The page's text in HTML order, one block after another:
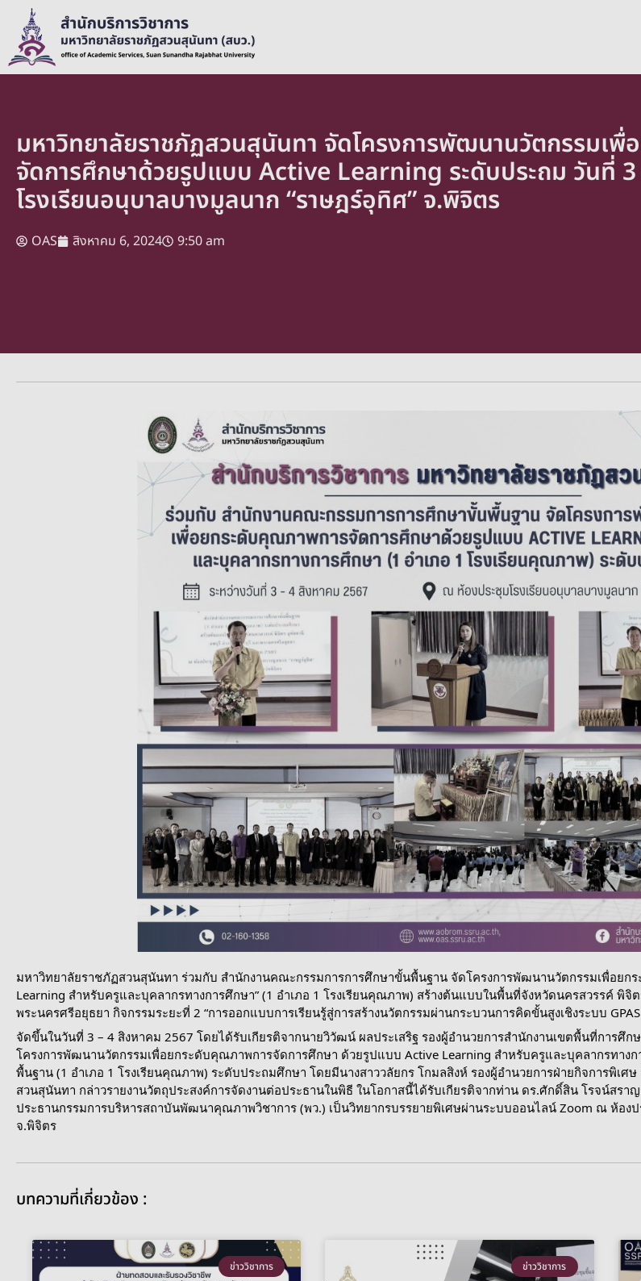
มหาวิทยาลัยราชภัฏสวนสุนันทา จัดโครงการพัฒนานวัตกรรมเ
จัดการศึกษาด้วยรูปแบบ Active Learning ระดับประถม วันที่
โรงเรียนอนุบาลบางมูลนาก “ราษฎร์อุทิศ” จ.พิจิตร
OAS สิงหาคม 6, 2024 9:50 am
มหาวิทยาลัยราชภัฏสวนสุนันทา ร่วมกับ สำนักงานคณะกรรมการการศึกษาขั้นพื้นฐาน จัดโครงการพัฒนานวัตกรรมเพื่อย
Learning สำหรับครูและบุคลากรทางการศึกษา” (1 อําเภอ 1 โรงเรียนคุณภาพ) สร้างต้นแบบในพื้นที่จังหวัดนครสวรรค์ พิจิ
พระนครศรีอยุธยา กิจกรรมระยะที่ 2 “การออกแบบการเรียนรู้สู่การสร้างนวัตกรรมผ่านกระบวนการคิดขั้นสูงเชิงระบบ GPAS
จัดขึ้นในวันที่ 3 – 4 สิงหาคม 2567 โดยได้รับเกียรติจากนายวิวัฒน์ ผลประเสริฐ รองผู้อำนวยการสำนักงานเขตพื้นที่การศึ
โครงการพัฒนานวัตกรรมเพื่อยกระดับคุณภาพการจัดการศึกษา ด้วยรูปแบบ Active Learning สำหรับครูและบุคลากรทาง
พื้นฐาน (1 อำเภอ 1 โรงเรียนคุณภาพ) ระดับประถมศึกษา โดยมีนางสาววลัยกร โกมลสิงห์ รองผู้อำนวยการฝ่ายกิจการพิเศ
สวนสุนันทา กล่าวรายงานวัตถุประสงค์การจัดงานต่อประธานในพิธี ในโอกาสนี้ได้รับเกียรติจากท่าน ดร.ศักดิ์สิน โรจน์สร
ประธานกรรมการบริหารสถาบันพัฒนาคุณภาพวิชาการ (พว.) เป็นวิทยากรบรรยายพิเศษผ่านระบบออนไลน์ Zoom ณ ห้องป
จ.พิจิตร
บทความที่เกี่ยวข้อง :
ข่าววิชาการ ข่าววิชาการ